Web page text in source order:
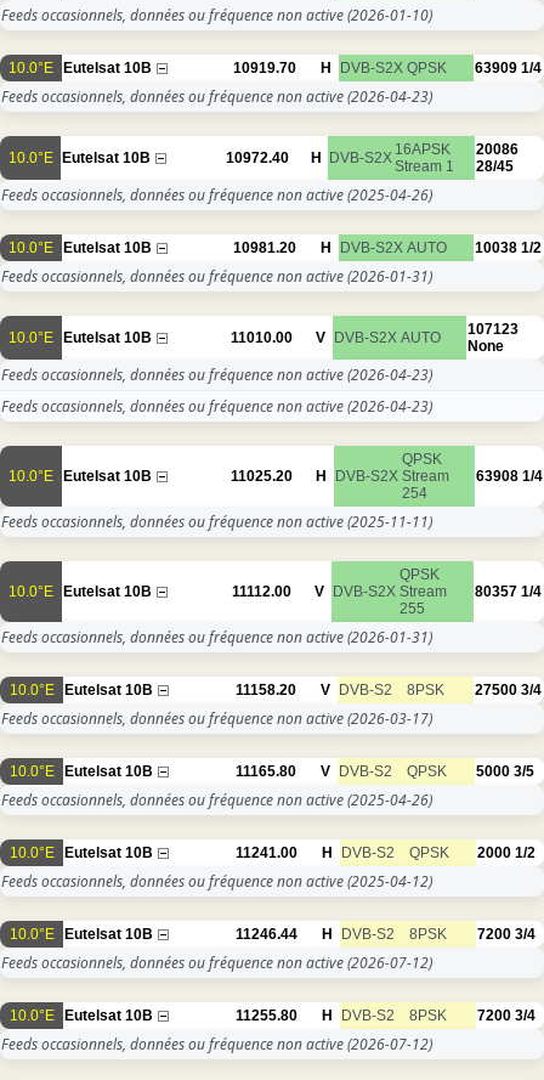
Feeds occasionnels, données ou fréquence non active(2026-01-10)
10.0°E Eutelsat 10B 10919.70 H DVB-S2X QPSK 63909 1/4
Feeds occasionnels, données ou fréquence non active(2026-04-23)
10.0°E Eutelsat 10B 10972.40 H DVB-S2X 16APSK
Stream 1
20086
28/45
Feeds occasionnels, données ou fréquence non active(2025-04-26)
10.0°E Eutelsat 10B 10981.20 H DVB-S2X AUTO 10038 1/2
Feeds occasionnels, données ou fréquence non active(2026-01-31)
10.0°E Eutelsat 10B 11010.00 V DVB-S2X AUTO
107123
None
Feeds occasionnels, données ou fréquence non active(2026-04-23)
Feeds occasionnels, données ou fréquence non active(2026-04-23)
10.0°E Eutelsat 10B 11025.20 H DVB-S2X
QPSK
Stream
254
63908 1/4
Feeds occasionnels, données ou fréquence non active(2025-11-11)
10.0°E Eutelsat 10B 11112.00 V DVB-S2X
QPSK
Stream
255
80357 1/4
Feeds occasionnels, données ou fréquence non active(2026-01-31)
10.0°E Eutelsat 10B 11158.20 V DVB-S2 8PSK 27500 3/4
Feeds occasionnels, données ou fréquence non active(2026-03-17)
10.0°E Eutelsat 10B 11165.80 V DVB-S2 QPSK 5000 3/5
Feeds occasionnels, données ou fréquence non active(2025-04-26)
10.0°E Eutelsat 10B 11241.00 H DVB-S2 QPSK 2000 1/2
Feeds occasionnels, données ou fréquence non active(2025-04-12)
10.0°E Eutelsat 10B 11246.44 H DVB-S2 8PSK 7200 3/4
Feeds occasionnels, données ou fréquence non active(2026-07-12)
10.0°E Eutelsat 10B 11255.80 H DVB-S2 8PSK 7200 3/4
Feeds occasionnels, données ou fréquence non active(2026-07-12)